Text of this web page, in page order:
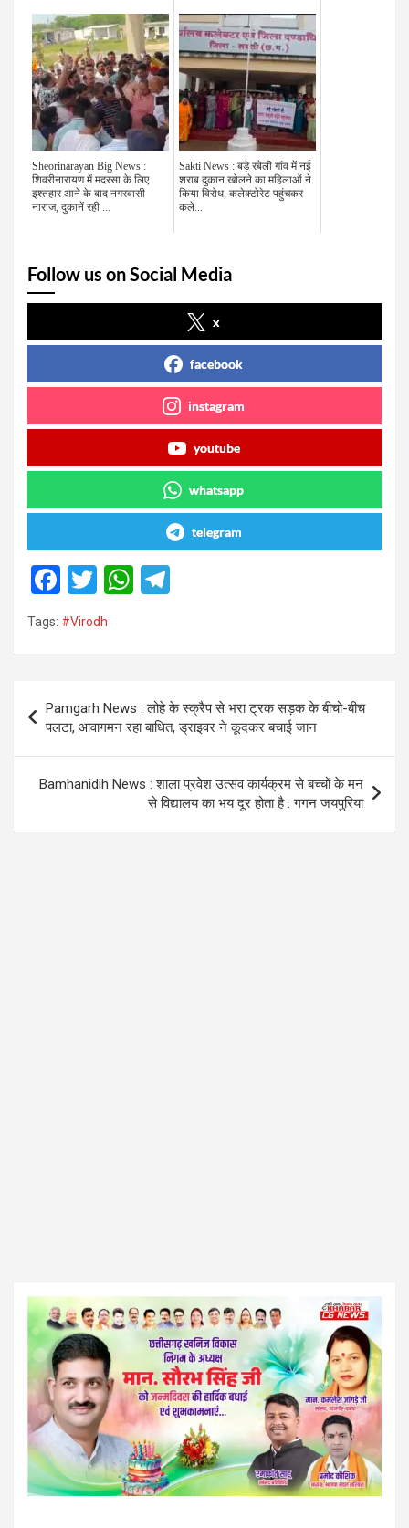
Sheorinarayan Big News :
शिवरीनारायण में मदरसा के लिए
इश्तहार आने के बाद नगरवासी
नाराज, दुकानें रही ...
Sakti News : बड़े रबेली गांव में नई
शराब दुकान खोलने का महिलाओं ने
किया विरोध, कलेक्टोरेट पहुंचकर
कले...
Follow us on Social Media
x
facebook
instagram
youtube
whatsapp
telegram
F
a
ce
o
o
k
T
wi
tt
W
A
p
p
a
m
Tags: #Virodh
navigation
Pamgarh News : लोहे के स्क्रैप से भरा ट्रक सड़क के बीचो-बीच
पलटा, आवागमन रहा बाधित, ड्राइवर ने कूदकर बचाई जान
Bamhanidih News : शाला प्रवेश उत्सव कार्यक्रम से बच्चों के मन
से विद्यालय का भय दूर होता है : गगन जयपुरिया